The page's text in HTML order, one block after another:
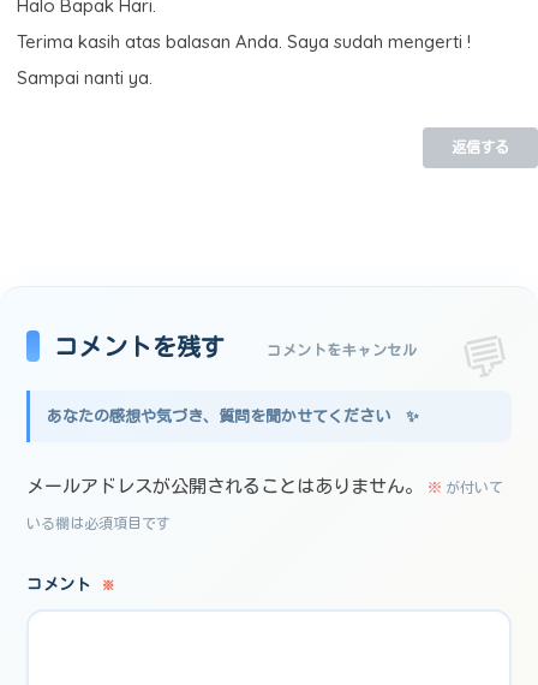
Halo Bapak Hari.
Terima kasih atas balasan Anda. Saya sudah mengerti !
Sampai nanti ya.
返信する
コメントを残す コメントをキャンセル
メールアドレスが公開されることはありません。 ※ が付いて
いる欄は必須項目です
コメント ※